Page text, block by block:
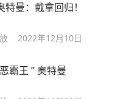
特曼：戴拿回归！
2022年12月10日
霸王 ” 奥特曼